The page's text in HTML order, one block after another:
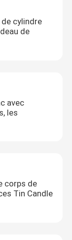
cylindre
de
avec
les
corps de
Tin Candle